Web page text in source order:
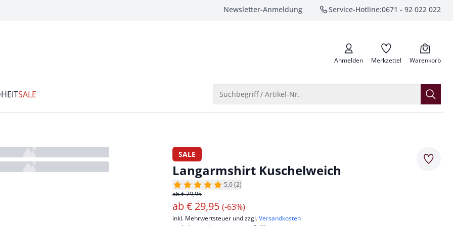
Newsletter-Anmeldung Service-Hotline:0671 - 92 022 022
anrufen
Anmelden Merkzettel Warenkorb
SALE Suchbegriff / Artikel-Nr.
SALE
Langarmshirt Kuschelweich
5,0 (2)
ab € 79,95
ab€ 29,95(-63%)
inkl. Mehrwertsteuer und zzgl.Versandkosten